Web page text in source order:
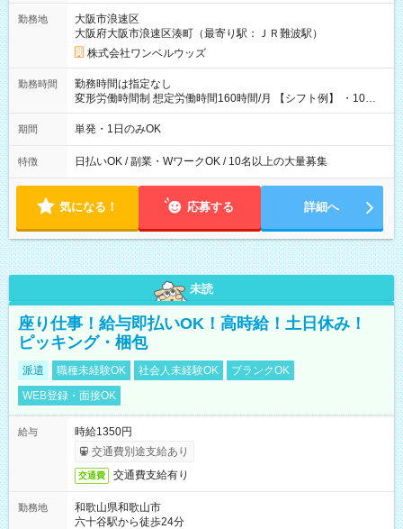
勤務地
大阪市浪速区
大阪府大阪市浪速区湊町（最寄り駅：ＪＲ難波駅）
株式会社ワンベルウッズ
勤務時間
勤務時間は指定なし
変形労働時間制 想定労働時間160時間/月 【シフト例】 ・10：
00～20：00
期間 単発・1日のみOK
特徴 日払いOK / 副業・WワークOK / 10名以上の大量募集
気になる！ 応募する 詳細へ
未読
座り仕事！給与即払いOK！高時給！土日休み！
ピッキング・梱包
派遣 職種未経験OK 社会人未経験OK
ブランクOK
WEB登録・面接OK
給与
時給1350円
交通費別途支給あり
交通費 交通費支給有り
勤務地
和歌山県和歌山市
六十谷駅から徒歩24分